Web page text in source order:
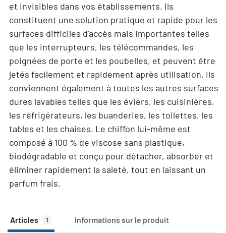
et invisibles dans vos établissements. Ils
constituent une solution pratique et rapide pour les
surfaces difficiles d'accès mais importantes telles
que les interrupteurs, les télécommandes, les
poignées de porte et les poubelles, et peuvent être
jetés facilement et rapidement après utilisation. Ils
conviennent également à toutes les autres surfaces
dures lavables telles que les éviers, les cuisinières,
les réfrigérateurs, les buanderies, les toilettes, les
tables et les chaises. Le chiffon lui-même est
composé à 100 % de viscose sans plastique,
biodégradable et conçu pour détacher, absorber et
éliminer rapidement la saleté, tout en laissant un
parfum frais.
Articles 1 Informations sur le produit